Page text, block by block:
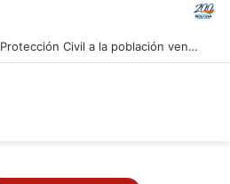
Recomendaciones de Protección Civil a la población venezolana ante fenómeno climatológico «El Niño»